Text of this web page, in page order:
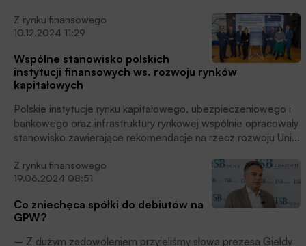
bardzo wysokim poziomie bezpieczeństwa, które w Europie
pomagają finansować inwestycje mieszkaniowe, czytamy w
komunikacie prasowym wysłanym tuż po ogłoszeniu przez
Europejski Kongres Finansowy rekomendacji dotyczących
rynku listów zastawnych.
Z rynku finansowego
10.12.2024 11:29
Wspólne stanowisko polskich
instytucji finansowych ws. rozwoju rynków
kapitałowych
Polskie instytucje rynku kapitałowego, ubezpieczeniowego i
bankowego oraz infrastruktury rynkowej wspólnie opracowały
stanowisko zawierające rekomendacje na rzecz rozwoju Unii
Inwestycji – poinformowały instytucje w komunikatach
prasowych.
Z rynku finansowego
19.06.2024 08:51
Co zniechęca spółki do debiutów na
GPW?
– Z dużym zadowoleniem przyjęliśmy słowa prezesa Giełdy